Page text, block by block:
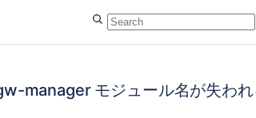
manager モジュール名が失われ